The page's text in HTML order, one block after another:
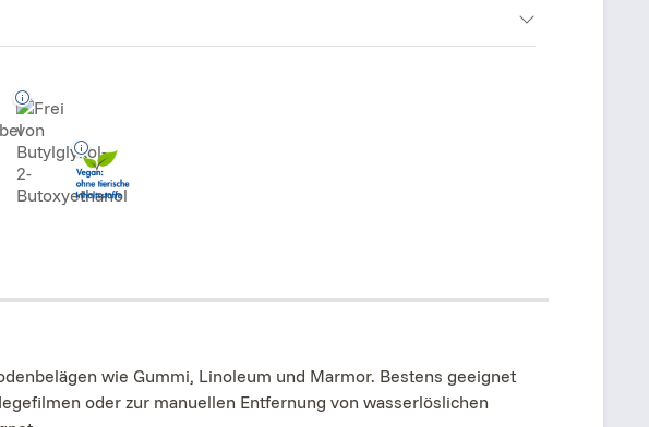
wie Gummi, Linoleum und Marmor. Bestens geeignet
oder zur manuellen Entfernung von wasserlöslichen